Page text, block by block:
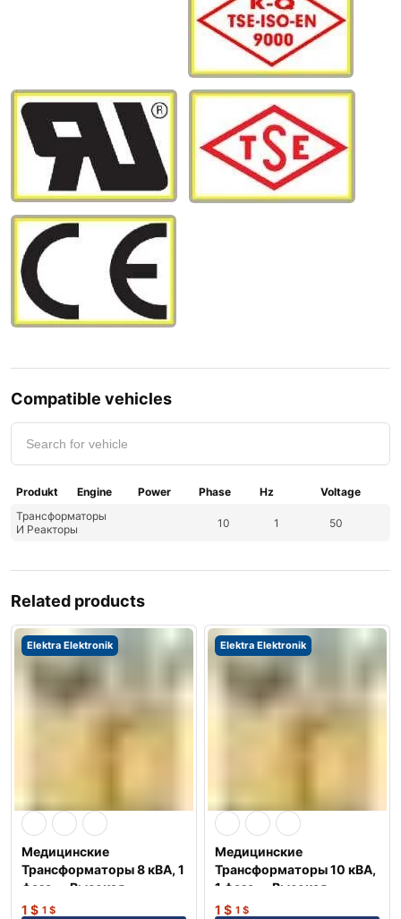
Compatible vehicles
Produkt Engine Power Phase Hz
Voltage
Трансформаторы
И Реакторы
10 1 50
Related products
Elektra Elektronik
Медицинские
Трансформаторы 8 кВА, 1
фаза — Высокая
надежность NEP
1 $ 1 $
Elektra Elektronik
Медицинские
Трансформаторы 10 кВА,
1 фаза — Высокая
надежность NEP
1 $ 1 $